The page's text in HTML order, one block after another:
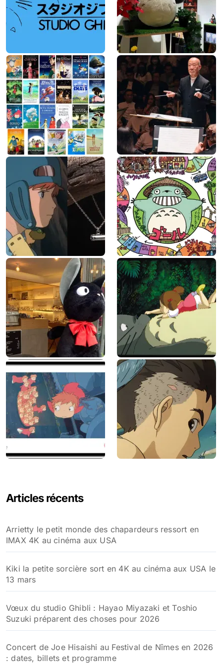
Articles récents
Arrietty le petit monde des chapardeurs ressort en
IMAX 4K au cinéma aux USA
Kiki la petite sorcière sort en 4K au cinéma aux USA le
13 mars
Vœux du studio Ghibli : Hayao Miyazaki et Toshio
Suzuki préparent des choses pour 2026
Concert de Joe Hisaishi au Festival de Nîmes en 2026
: dates, billets et programme